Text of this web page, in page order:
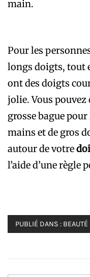
main.
Pour les
longs doigts, tout
ont des doigts
jolie. Vous
grosse bague pour
mains et de gros
autour de votre
l’aide d’une règle
PUBLIÉ DANS : BEAUTÉ